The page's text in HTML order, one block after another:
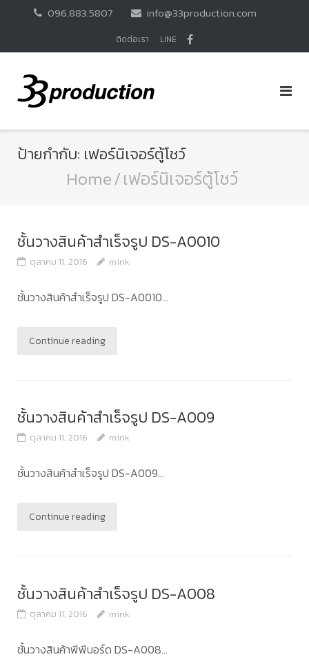
096.883.5807 info@33production.com
ติดต่อเรา LINE
ป้ายกำกับ: เฟอร์นิเจอร์ตู้โชว์
Home/เฟอร์นิเจอร์ตู้โชว์
ชั้นวางสินค้าสำเร็จรูป DS-A0010
ตุลาคม 11, 2016 mink
ชั้นวางสินค้าสำเร็จรูป DS-A0010...
Continue reading
ชั้นวางสินค้าสำเร็จรูป DS-A009
ตุลาคม 11, 2016 mink
ชั้นวางสินค้าสำเร็จรูป DS-A009...
Continue reading
ชั้นวางสินค้าสำเร็จรูป DS-A008
ตุลาคม 11, 2016 mink
ชั้นวางสินค้าพีพีบอร์ด DS-A008...